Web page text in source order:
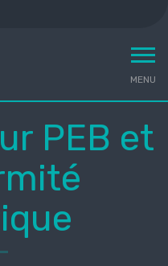
MENU
PEB et